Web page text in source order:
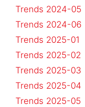
Trends 2024-05
Trends 2024-06
Trends 2025-01
Trends 2025-02
Trends 2025-03
Trends 2025-04
Trends 2025-05